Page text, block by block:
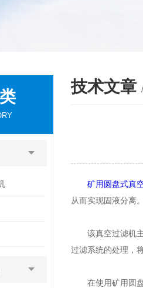
技术文章
矿用圆盘式真
从而实现固液分离
该真空过滤机主
过滤系统的处理，
在使用矿用圆盘